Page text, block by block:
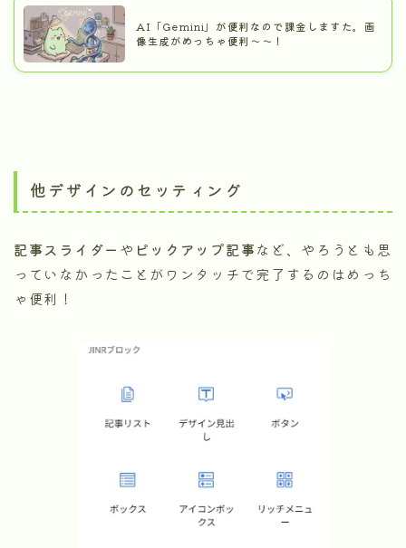
AI「Gemini」が便利なので課金しますた。画
像生成がめっちゃ便利～～！
他デザインのセッティング
記事スライダー や ピックアップ記事など、やろうとも思
っていなかったことがワンタッチで完了するのはめっち
ゃ便利！